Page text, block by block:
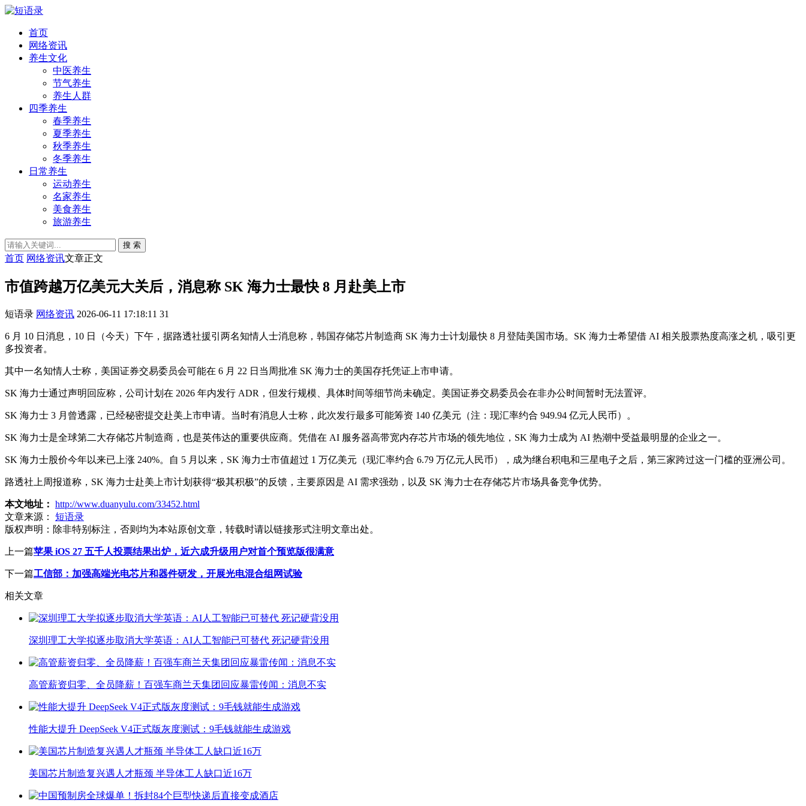
首页
网络资讯
养生文化
中医养生
节气养生
养生人群
四季养生
春季养生
夏季养生
秋季养生
冬季养生
日常养生
运动养生
名家养生
美食养生
旅游养生
搜 索
首页 网络资讯文章正文
市值跨越万亿美元大关后，消息称 SK 海力士最快 8 月赴美上市
短语录 网络资讯 2026-06-11 17:18:11 31
6 月 10 日消息，10 日（今天）下午，据路透社援引两名知情人士消息称，韩国存储芯片制造商 SK 海力士计划最快 8 月登陆美国市场。SK 海力士希望借 AI 相关股票热度高涨之机，吸引更
多投资者。
其中一名知情人士称，美国证券交易委员会可能在 6 月 22 日当周批准 SK 海力士的美国存托凭证上市申请。
SK 海力士通过声明回应称，公司计划在 2026 年内发行 ADR，但发行规模、具体时间等细节尚未确定。美国证券交易委员会在非办公时间暂时无法置评。
SK 海力士 3 月曾透露，已经秘密提交赴美上市申请。当时有消息人士称，此次发行最多可能筹资 140 亿美元（注：现汇率约合 949.94 亿元人民币）。
SK 海力士是全球第二大存储芯片制造商，也是英伟达的重要供应商。凭借在 AI 服务器高带宽内存芯片市场的领先地位，SK 海力士成为 AI 热潮中受益最明显的企业之一。
SK 海力士股价今年以来已上涨 240%。自 5 月以来，SK 海力士市值超过 1 万亿美元（现汇率约合 6.79 万亿元人民币），成为继台积电和三星电子之后，第三家跨过这一门槛的亚洲公司。
路透社上周报道称，SK 海力士赴美上市计划获得“极其积极”的反馈，主要原因是 AI 需求强劲，以及 SK 海力士在存储芯片市场具备竞争优势。
本文地址： http://www.duanyulu.com/33452.html
文章来源：
短语录
版权声明： 除非特别标注，否则均为本站原创文章，转载时请以链接形式注明文章出处。
上一篇苹果 iOS 27 五千人投票结果出炉，近六成升级用户对首个预览版很满意
下一篇工信部：加强高端光电芯片和器件研发，开展光电混合组网试验
相关文章
深圳理工大学拟逐步取消大学英语：AI人工智能已可替代 死记硬背没用
高管薪资归零、全员降薪！百强车商兰天集团回应暴雷传闻：消息不实
性能大提升 DeepSeek V4正式版灰度测试：9毛钱就能生成游戏
美国芯片制造复兴遇人才瓶颈 半导体工人缺口近16万